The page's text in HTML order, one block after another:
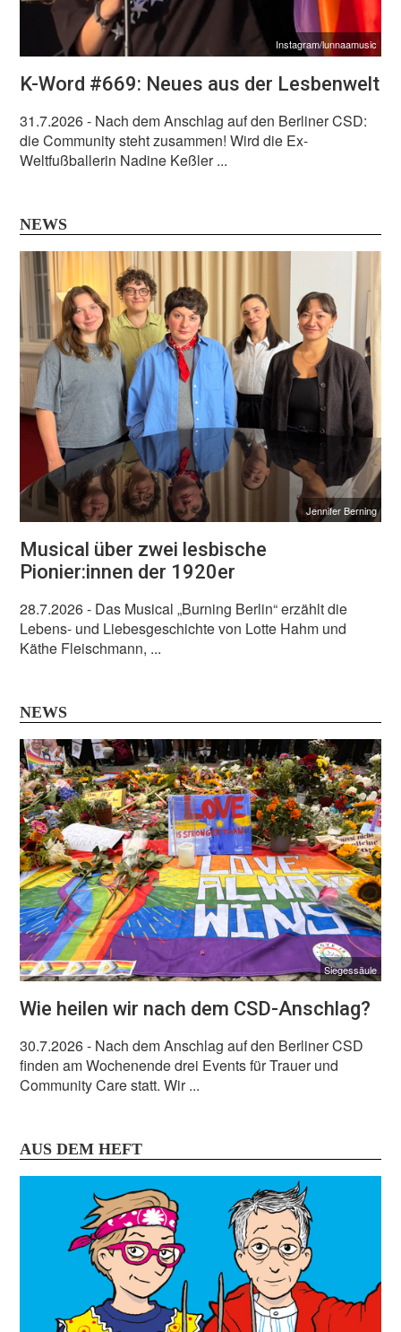
Instagram/lunnaamusic
K-Word #669: Neues aus der Lesbenwelt
31.7.2026- Nach dem Anschlag auf den Berliner CSD:
die Community steht zusammen! Wird die Ex-
Weltfußballerin Nadine Keßler ...
NEWS
Jennifer Berning
Musical über zwei lesbische
Pionier:innen der 1920er
28.7.2026- Das Musical „Burning Berlin“ erzählt die
Lebens- und Liebesgeschichte von Lotte Hahm und
Käthe Fleischmann, ...
NEWS
Siegessäule
Wie heilen wir nach dem CSD-Anschlag?
30.7.2026- Nach dem Anschlag auf den Berliner CSD
finden am Wochenende drei Events für Trauer und
Community Care statt. Wir ...
AUS DEM HEFT